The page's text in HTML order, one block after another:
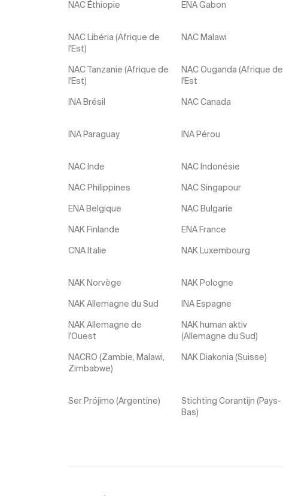
NAC Éthiopie ENA Gabon
NAC Libéria (Afrique de
l'Est)
NAC Malawi
NAC Tanzanie (Afrique de
l'Est)
NAC Ouganda (Afrique de
l'Est
INA Brésil NAC Canada
INA Paraguay INA Pérou
NAC Inde NAC Indonésie
NAC Philippines NAC Singapour
ENA Belgique NAC Bulgarie
NAK Finlande ENA France
CNA Italie NAK Luxembourg
NAK Norvège NAK Pologne
NAK Allemagne du Sud INA Espagne
NAK Allemagne de
l'Ouest
NAK human aktiv
(Allemagne du Sud)
NACRO (Zambie, Malawi,
Zimbabwe)
NAK Diakonia (Suisse)
Ser Prójimo (Argentine)
Stichting Corantijn (Pays-
Bas)